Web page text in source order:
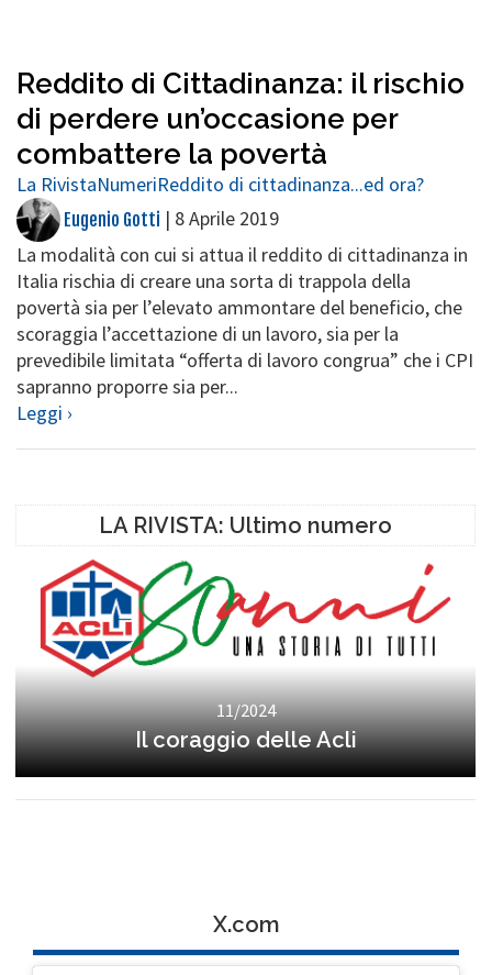
Reddito di Cittadinanza: il rischio
di perdere un’occasione per
combattere la povertà
La RivistaNumeriReddito di cittadinanza...ed ora?
Eugenio Gotti | 8 Aprile 2019
La modalità con cui si attua il reddito di cittadinanza in
Italia rischia di creare una sorta di trappola della
povertà sia per l’elevato ammontare del beneficio, che
scoraggia l’accettazione di un lavoro, sia per la
prevedibile limitata “offerta di lavoro congrua” che i CPI
sapranno proporre sia per...
Leggi ›
LA RIVISTA: Ultimo numero
11/2024
Il coraggio delle Acli
X.com